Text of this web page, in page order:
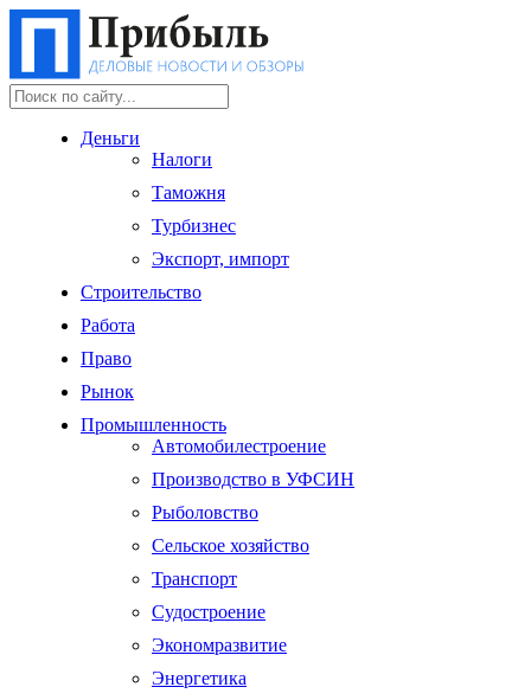
Деньги
Налоги
Таможня
Турбизнес
Экспорт, импорт
Строительство
Работа
Право
Рынок
Промышленность
Автомобилестроение
Производство в УФСИН
Рыболовство
Сельское хозяйство
Транспорт
Судостроение
Экономразвитие
Энергетика